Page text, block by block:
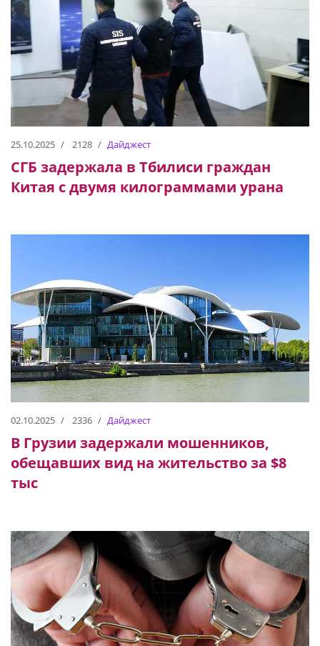
25.10.2025 2128 Дайджест
СГБ задержала в Тбилиси граждан
Китая с двумя килограммами урана
02.10.2025 2336 Дайджест
В Грузии задержали мошенников,
обещавших вид на жительство за $8
тыс